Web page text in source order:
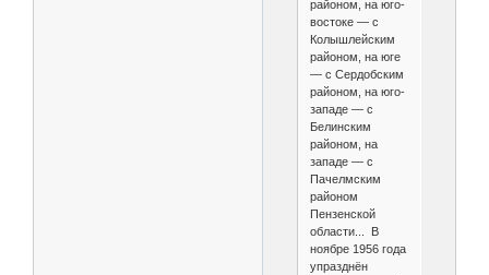
районом, на юго-
востоке — с
Колышлейским
районом, на юге
— с Сердобским
районом, на юго-
западе — с
Белинским
районом, на
западе — с
Пачелмским
районом
Пензенской
области... В
ноябре 1956 года
упразднён